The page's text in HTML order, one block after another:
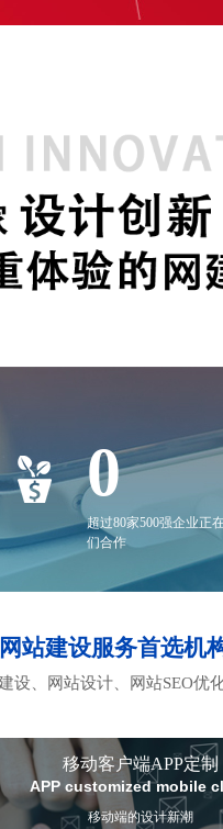
0
超过80家500强企业正
们合作
站建设服务首选机
、网站设计、网站SEO优
移动客户端APP定制
APP customized mobile
移动端的设计新潮